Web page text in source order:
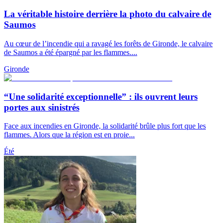
La véritable histoire derrière la photo du calvaire de
Saumos
Au cœur de l’incendie qui a ravagé les forêts de Gironde, le calvaire
de Saumos a été épargné par les flammes....
Gironde
“Une solidarité exceptionnelle” : ils ouvrent leurs
portes aux sinistrés
Face aux incendies en Gironde, la solidarité brûle plus fort que les
flammes. Alors que la région est en proie...
Été